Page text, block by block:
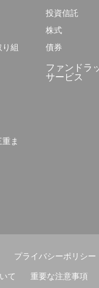
組
ま
投資信託
株式
債券
ファンドラ
サービス
プライバシーポリシー
て 重要な注意事項